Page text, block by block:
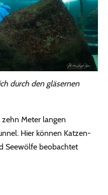
durch den gläsernen
Meter langen
Hier können Katzen-
Seewölfe beobachtet